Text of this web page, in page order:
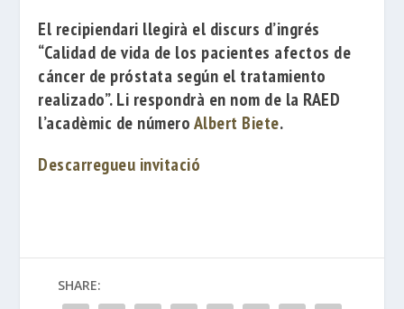
El recipiendari llegirà el discurs d’ingrés
“Calidad de vida de los pacientes afectos de
cáncer de próstata según el tratamiento
realizado”.Li respondrà en nom de la RAED
l’acadèmic de númeroAlbert Biete.
Descarregueu invitació
SHARE: